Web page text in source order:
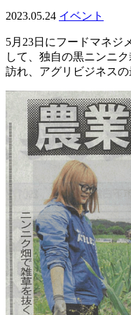
2023.05.24 イベント
5月23日にフードマネジ
して、独自の黒ニンニ
訪れ、アグリビジネスの